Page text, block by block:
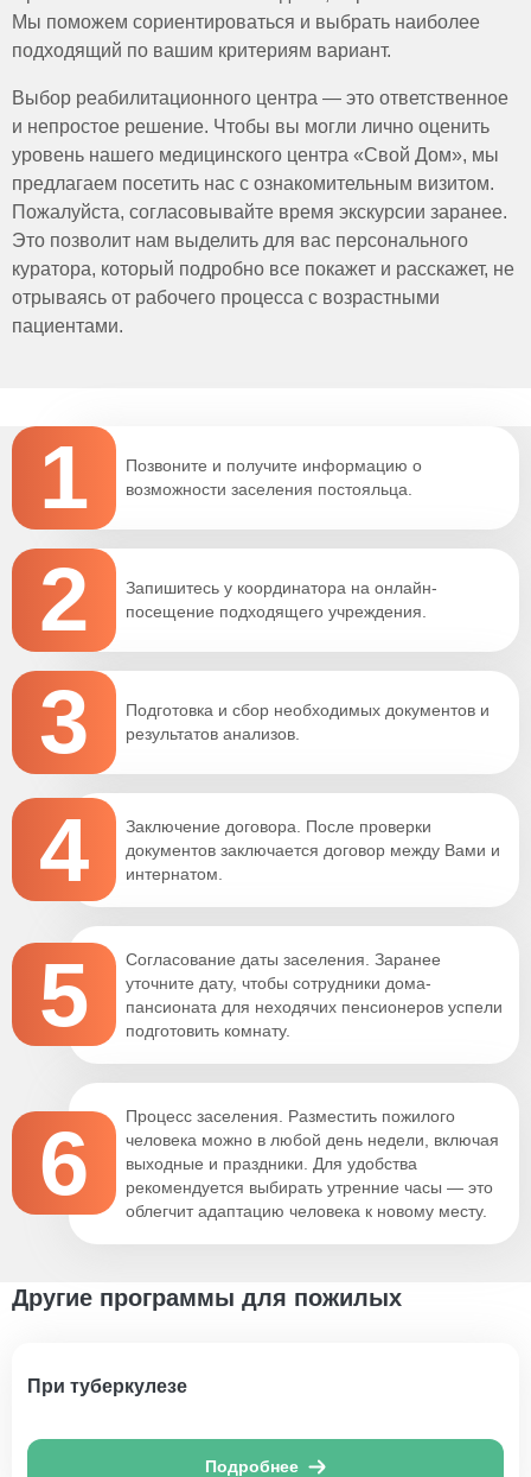
Кофе и алкоголь (ограничить или исключить).
Мы поможем сориентироваться и выбрать наиболее
подходящий по вашим критериям вариант.
Выбор реабилитационного центра — это ответственное
и непростое решение. Чтобы вы могли лично оценить
уровень нашего медицинского центра «Свой Дом», мы
предлагаем посетить нас с ознакомительным визитом.
Пожалуйста, согласовывайте время экскурсии заранее.
Это позволит нам выделить для вас персонального
куратора, который подробно все покажет и расскажет, не
отрываясь от рабочего процесса с возрастными
пациентами.
1
Позвоните и получите информацию о
возможности заселения постояльца.
2
Запишитесь у координатора на онлайн-
посещение подходящего учреждения.
3
Подготовка и сбор необходимых документов и
результатов анализов.
4
Заключение договора. После проверки
документов заключается договор между Вами и
интернатом.
5
Согласование даты заселения. Заранее
уточните дату, чтобы сотрудники дома-
пансионата для неходячих пенсионеров успели
подготовить комнату.
6
Процесс заселения. Разместить пожилого
человека можно в любой день недели, включая
выходные и праздники. Для удобства
рекомендуется выбирать утренние часы — это
облегчит адаптацию человека к новому месту.
Другие программы для пожилых
При туберкулезе
Подробнее